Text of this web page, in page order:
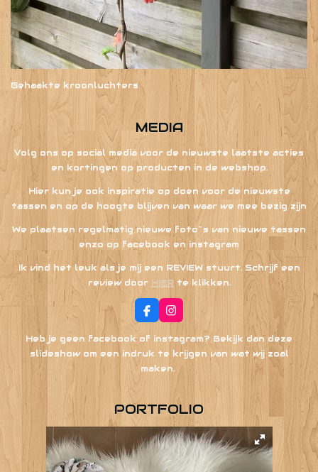
Gehaakte kroonluchters
MEDIA
Volg ons op social media voor de nieuwste laatste acties
en kortingen op producten in de webshop.
Hier kun je ook inspiratie op doen voor de nieuwste
tassen en op de hoogte blijven van waar we mee bezig zijn
We plaatsen regelmatig nieuwe foto`s van nieuwe tassen
enzo op facebook en instagram
Ik vind het leuk als je mij een REVIEW stuurt. Schrijf een
review door HIERte klikken.
F
a
c
b
o
I
n
s
a
g
a
m
Heb je geen facebook of instagram? Bekijk dan deze
slideshow om een indruk te krijgen van wat wij zoal
maken.
PORTFOLIO